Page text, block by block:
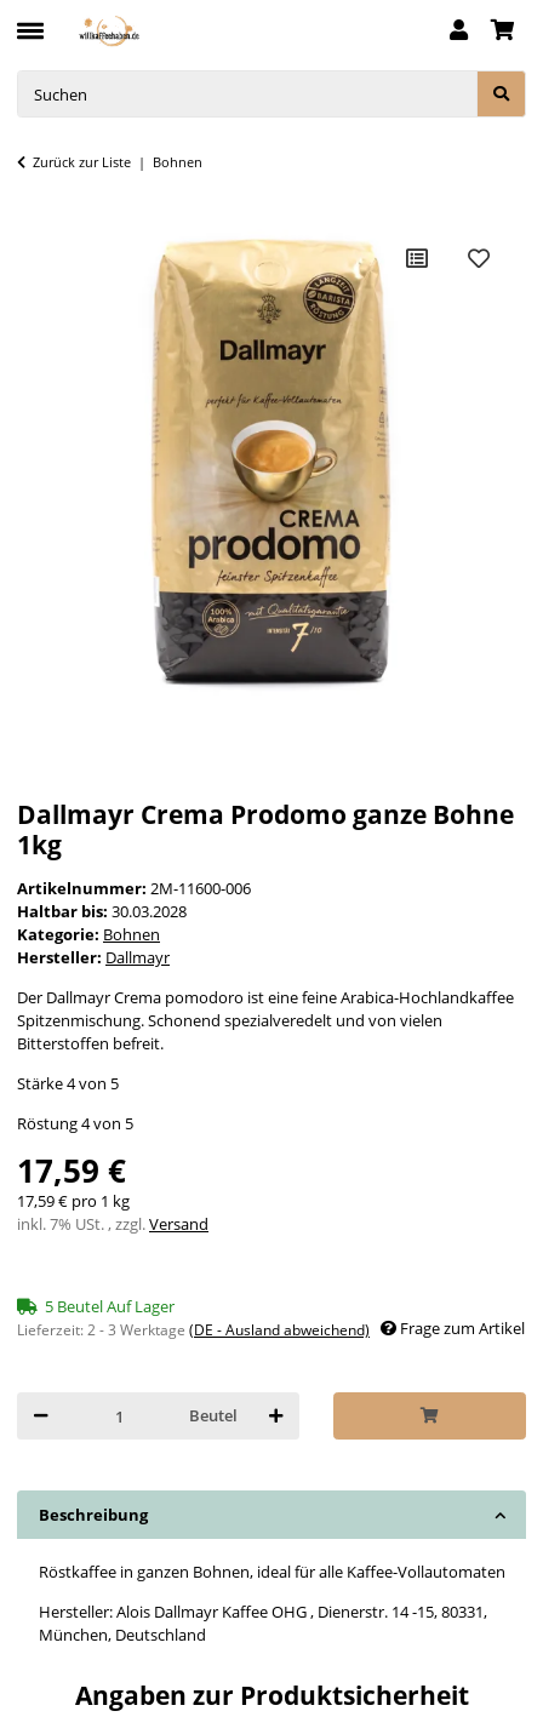
Zurück zur Liste Bohnen
Dallmayr Crema Prodomo ganze Bohne
1kg
Artikelnummer: 2M-11600-006
Haltbar bis: 30.03.2028
Kategorie: Bohnen
Hersteller: Dallmayr
Der Dallmayr Crema pomodoro ist eine feine Arabica-Hochlandkaffee
Spitzenmischung. Schonend spezialveredelt und von vielen
Bitterstoffen befreit.
Stärke 4 von 5
Röstung 4 von 5
17,59 €
17,59 € pro 1 kg
inkl. 7% USt. , zzgl.Versand
5 Beutel Auf Lager
Lieferzeit:2 - 3 Werktage (DE - Ausland abweichend) Frage zum Artikel
Beutel
Beschreibung
Röstkaffee in ganzen Bohnen, ideal für alle Kaffee-Vollautomaten
Hersteller: Alois Dallmayr Kaffee OHG , Dienerstr. 14 -15, 80331,
München, Deutschland
Angaben zur Produktsicherheit